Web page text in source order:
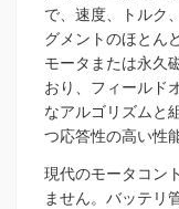
で、速度、トルク
グメントのほとん
モータまたは永久
おり、フィールド
なアルゴリズムと
つ応答性の高い性
現代のモータコン
ません。バッテリ